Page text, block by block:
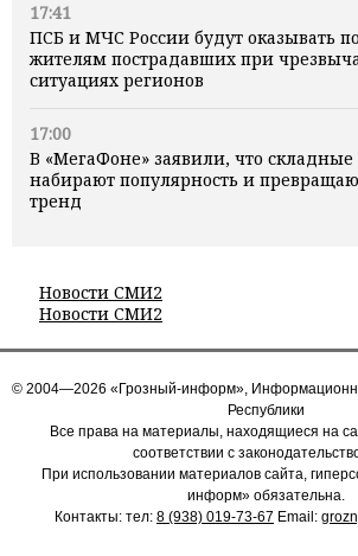
17:41
ПСБ и МЧС России будут оказывать
жителям пострадавших при
ситуациях регионов
17:00
В «МегаФоне» заявили, что
набирают популярность и
тренд
Новости СМИ2
Новости СМИ2
© 2004—2026 «Грозный-информ»,
Республики
Все права на материалы, находящиеся на
соответствии с
При использовании материалов сайта,
информ» обязательна.
Контакты: тел: 8 (938) 019-73-67 Email: